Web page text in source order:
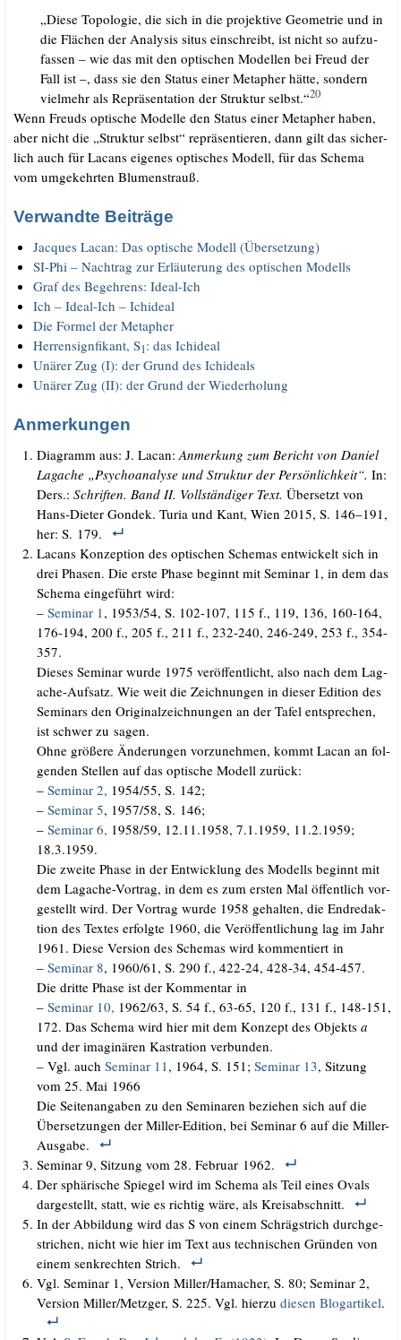
„Die­se Topo­lo­gie, die sich in die pro­jek­ti­ve Geo­me­trie und in
die Flä­chen der Ana­ly­sis situs ein­schreibt, ist nicht so auf­zu­
fas­sen – wie das mit den opti­schen Model­len bei Freud der
Fall ist –, dass sie den Sta­tus einer Meta­pher hät­te, son­dern
viel­mehr als Reprä­sen­ta­ti­on der Struk­tur selbst.“20
Wenn Freuds opti­sche Model­le den Sta­tus einer Meta­pher haben,
aber nicht die „Struk­tur selbst“ reprä­sen­tie­ren, dann gilt das sicher­
lich auch für Lacans eige­nes opti­sches Modell, für das Sche­ma
vom umge­kehr­ten Blumenstrauß.
Verwandte Beiträge
Jac­ques Lacan: Das opti­sche Modell (Über­set­zung)
SI-Phi – Nach­trag zur Erläu­te­rung des opti­schen Modells
Graf des Begeh­rens: Ideal-Ich
Ich – Ide­al-Ich – Ichideal
Die For­mel der Metapher
Her­ren­sign­fi­kant, S1: das Ichideal
Unä­rer Zug (I): der Grund des Ichideals
Unä­rer Zug (II): der Grund der Wiederholung
Anmerkungen
Dia­gramm aus: J. Lacan:Anmer­kung zum Bericht von Dani­el
Lag­a­che „Psy­cho­ana­ly­se und Struk­tur der Per­sön­lich­keit“. In:
Ders.:Schrif­ten. Band II. Voll­stän­di­ger Text. Über­setzt von
Hans-Die­ter Gon­dek. Turia und Kant, Wien 2015, S. 146–191,
her: S. 179.
Lacans Kon­zep­ti­on des opti­schen Sche­mas ent­wi­ckelt sich in
drei Pha­sen. Die ers­te Pha­se beginnt mit Semi­nar 1, in dem das
Sche­ma ein­ge­führt wird:
–Semi­nar 1 , 1953/​54, S. 102-107, 115 f., 119, 136, 160-164,
176-194, 200 f., 205 f., 211 f., 232-240, 246-249, 253 f., 354-
357.
Die­ses Semi­nar wur­de 1975 ver­öf­fent­licht, also nach dem Lag­
a­che-Auf­satz. Wie weit die Zeich­nun­gen in die­ser Edi­ti­on des
Semi­nars den Ori­gi­nal­zeich­nun­gen an der Tafel ent­spre­chen,
ist schwer zu sagen.
Ohne grö­ße­re Ände­run­gen vor­zu­neh­men, kommt Lacan an fol­
gen­den Stel­len auf das opti­sche Modell zurück:
–Semi­nar 2, 1954/​55, S. 142;
–Semi­nar 5, 1957/​58, S. 146;
–Semi­nar 6, 1958/​59, 12.11.1958, 7.1.1959, 11.2.1959;
18.3.1959.
Die zwei­te Pha­se in der Ent­wick­lung des Modells beginnt mit
dem Lag­a­che-Vor­trag, in dem es zum ers­ten Mal öffent­lich vor­
ge­stellt wird. Der Vor­trag wur­de 1958 gehal­ten, die End­re­dak­
ti­on des Tex­tes erfolg­te 1960, die Ver­öf­fent­li­chung lag im Jahr
1961. Die­se Ver­si­on des Sche­mas wird kom­men­tiert in
–Semi­nar 8, 1960/​61, S. 290 f., 422-24, 428-34, 454-457.
Die drit­te Pha­se ist der Kom­men­tar in
–Semi­nar 10, 1962/​63, S. 54 f., 63-65, 120 f., 131 f., 148-151,
172. Das Sche­ma wird hier mit dem Kon­zept des Objektsa
und der ima­gi­nä­ren Kas­tra­ti­on verbunden.
– Vgl. auchSemi­nar 11 , 1964, S. 151;Semi­nar 13, Sit­zung
vom 25. Mai 1966
Die Sei­ten­an­ga­ben zu den Semi­na­ren bezie­hen sich auf die
Über­set­zun­gen der Mil­ler-Edi­ti­on, bei Semi­nar 6 auf die Miller-
Ausgabe.
Semi­nar 9, Sit­zung vom 28. Febru­ar 1962.
Der sphä­ri­sche Spie­gel wird im Sche­ma als Teil eines Ovals
dar­ge­stellt, statt, wie es rich­tig wäre, als Kreisabschnitt.
In der Abbil­dung wird das S von einem Schräg­strich durch­ge­
stri­chen, nicht wie hier im Text aus tech­ni­schen Grün­den von
einem senk­rech­ten Strich.
Vgl. Semi­nar 1, Ver­si­on Miller/​Hamacher, S. 80; Semi­nar 2,
Ver­si­on Miller/​Metzger, S. 225. Vgl. hier­zudie­sen Blog­ar­ti­kel.